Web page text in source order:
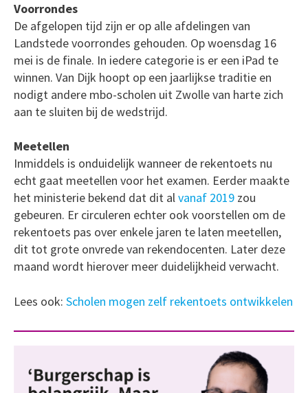
Voorrondes
De afgelopen tijd zijn er op alle afdelingen van
Landstede voorrondes gehouden. Op woensdag 16
mei is de finale. In iedere categorie is er een iPad te
winnen. Van Dijk hoopt op een jaarlijkse traditie en
nodigt andere mbo-scholen uit Zwolle van harte zich
aan te sluiten bij de wedstrijd.
Meetellen
Inmiddels is onduidelijk wanneer de rekentoets nu
echt gaat meetellen voor het examen. Eerder maakte
het ministerie bekend dat dit alvanaf 2019 zou
gebeuren. Er circuleren echter ook voorstellen om de
rekentoets pas over enkele jaren te laten meetellen,
dit tot grote onvrede van rekendocenten. Later deze
maand wordt hierover meer duidelijkheid verwacht.
Lees ook: Scholen mogen zelf rekentoets ontwikkelen